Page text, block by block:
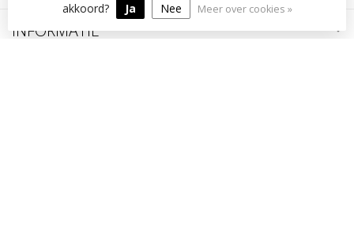
INFORMATIE
akkoord?
Ja Nee Meer over cookies »